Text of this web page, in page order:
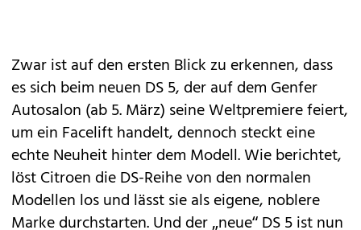
Zwar ist auf den ersten Blick zu erkennen, dass
es sich beim neuen DS 5, der auf dem Genfer
Autosalon (ab 5. März) seine Weltpremiere feiert,
um ein Facelift handelt, dennoch steckt eine
echte Neuheit hinter dem Modell. Wie berichtet,
löstCitroendie DS-Reihe von den normalen
Modellen los und lässt sie als eigene, noblere
Marke durchstarten. Und der „neue“ DS 5 ist nun